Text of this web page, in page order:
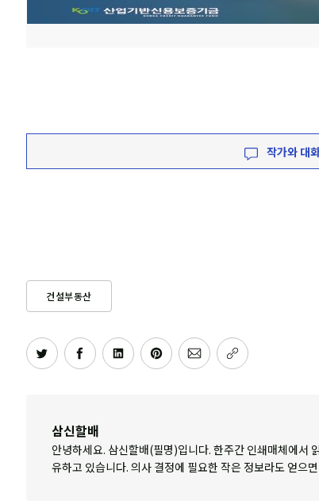
작가와 대
건설부동산
삼신할배
안녕하세요. 삼신할배(필명)입니다. 한주간 인쇄매체에서
유하고 있습니다. 의사 결정에 필요한 작은 정보라도 얻으